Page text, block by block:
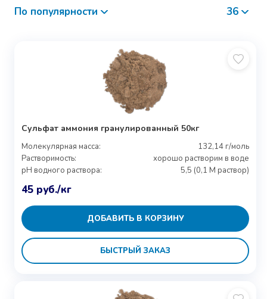
По популярности 36
Сульфат аммония гранулированный 50кг
Молекулярная масса:
132,14 г/моль
Растворимость:
хорошо растворим в воде
pH водного раствора:
5,5 (0,1 M раствор)
45 руб./кг
ДОБАВИТЬ В КОРЗИНУ
БЫСТРЫЙ ЗАКАЗ